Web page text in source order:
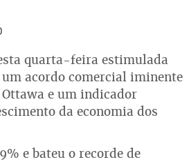
quarta-feira estimulada
acordo comercial iminente
e um indicador
da economia dos
e bateu o recorde de